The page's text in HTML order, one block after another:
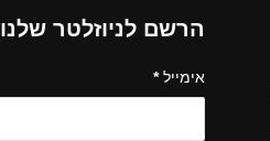
הרשם לניוזלטר שלנו
אימייל*